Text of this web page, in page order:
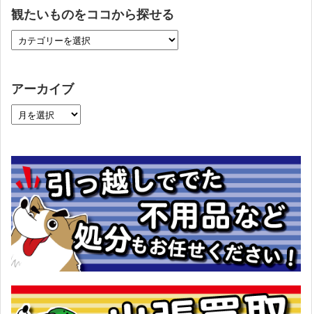
観たいものをココから探せる
アーカイブ